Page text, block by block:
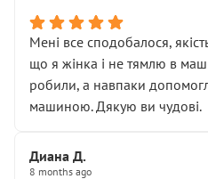
Мені все сподобалося,
що я жінка і не тямлю в
робили, а навпаки
машиною. Дякую ви чудові.
Диана Д.
8 months ago